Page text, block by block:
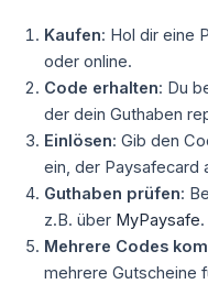
Kaufen: Hol dir eine
oder online.
Code erhalten: Du
der dein Guthaben
Einlösen: Gib den
ein, der Paysafecard
Guthaben prüfen:
z.B. über MyPaysafe.
Mehrere Codes
mehrere Gutscheine